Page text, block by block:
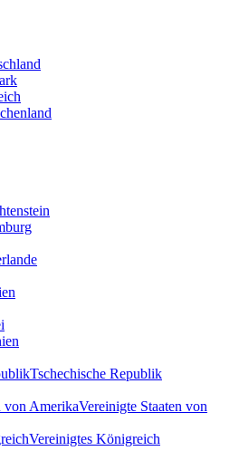
Tschechische Republik
Vereinigte Staaten von
Vereinigtes Königreich